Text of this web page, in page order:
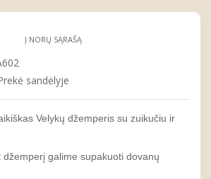
Į NORŲ SĄRAŠĄ
sandėlyje
Velykų džemperis su zuikučiu ir
galime supakuoti dovanų